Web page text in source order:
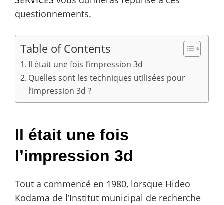
questionnements.
Table of Contents
Il était une fois l’impression 3d
Quelles sont les techniques utilisées pour
l’impression 3d ?
Il était une fois
l’impression 3d
Tout a commencé en 1980, lorsque Hideo
Kodama de l’Institut municipal de recherche